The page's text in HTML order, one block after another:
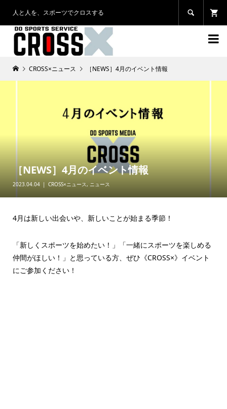
人と人を、スポーツでクロスする 

CROSS×ニュース ［NEWS］4月のイベント情報
［NEWS］4月のイベント情報
2023.04.04 CROSS×ニュース , ニュース
4月は新しい出会いや、新しいことが始まる季節！
「新しくスポーツを始めたい！」「一緒にスポーツを楽しめる
仲間がほしい！」と思っている方、ぜひ《CROSS×》イベント
にご参加ください！